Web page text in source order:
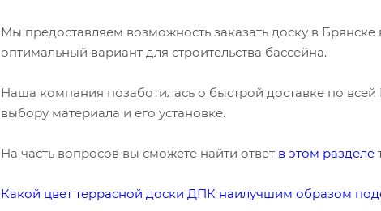
Мы предоставляем возможность заказать доску в
оптимальный вариант для строительства бассейна.
Наша компания позаботилась о быстрой доставке по
выбору материала и его установке.
На часть вопросов вы сможете найти ответ в этом разделе
Какой цвет террасной доски ДПК наилучшим образом